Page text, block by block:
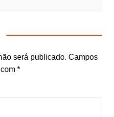
será publicado. Campos
*